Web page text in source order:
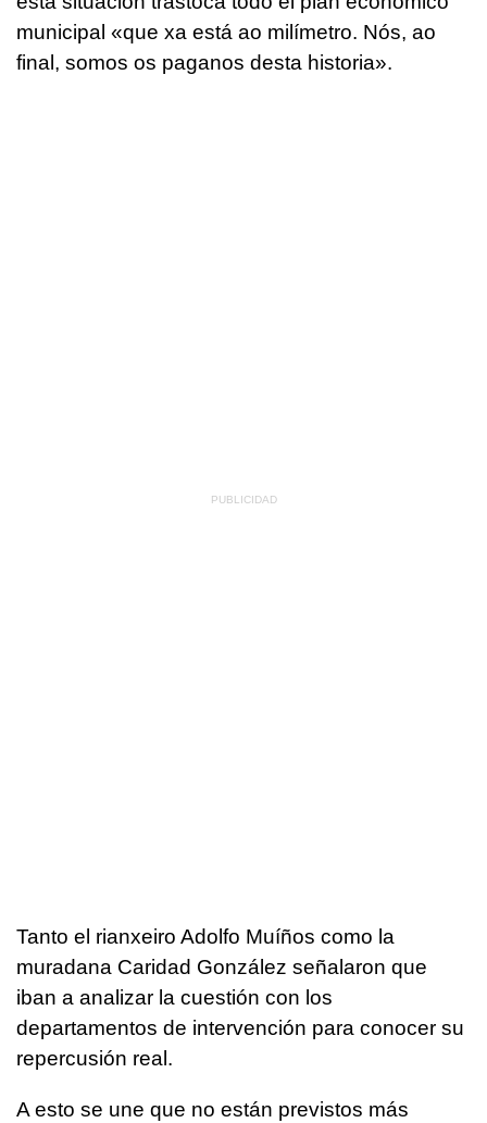
municipal «que xa está ao milímetro. Nós, ao
final, somos os paganos desta historia».
Tanto el rianxeiro Adolfo Muíños como la
muradana Caridad González señalaron que
iban a analizar la cuestión con los
departamentos de intervención para conocer su
repercusión real.
A esto se une que no están previstos más